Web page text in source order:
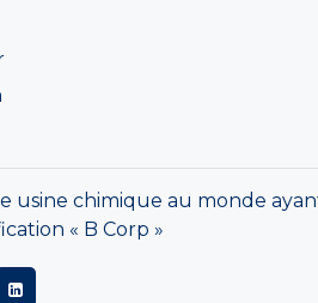
usine chimique au monde
« B Corp »